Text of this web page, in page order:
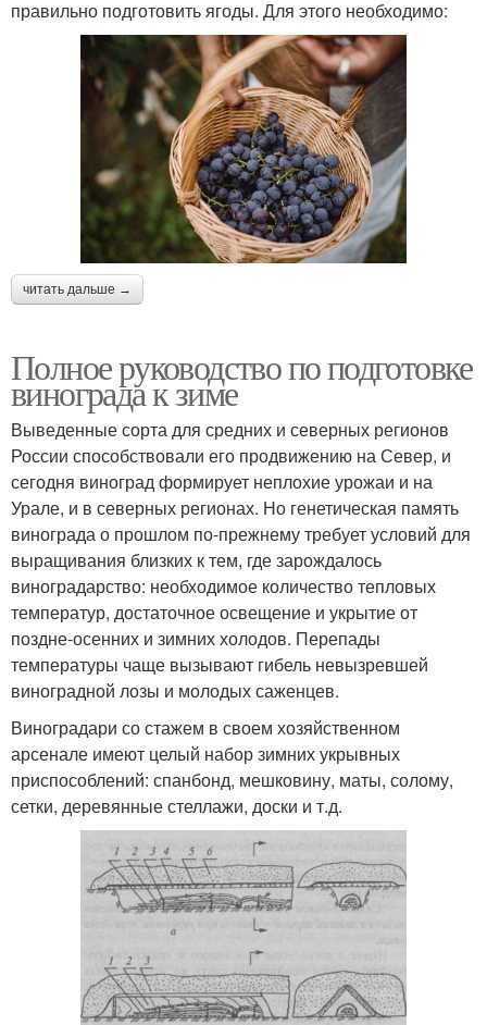
правильно подготовить ягоды. Для этого необходимо:
читать дальше →
Полное руководство по подготовке
винограда к зиме
Выведенные сорта для средних и северных регионов
России способствовали его продвижению на Север, и
сегодня виноград формирует неплохие урожаи и на
Урале, и в северных регионах. Но генетическая память
винограда о прошлом по-прежнему требует условий для
выращивания близких к тем, где зарождалось
виноградарство: необходимое количество тепловых
температур, достаточное освещение и укрытие от
поздне-осенних и зимних холодов. Перепады
температуры чаще вызывают гибель невызревшей
виноградной лозы и молодых саженцев.
Виноградари со стажем в своем хозяйственном
арсенале имеют целый набор зимних укрывных
приспособлений: спанбонд, мешковину, маты, солому,
сетки, деревянные стеллажи, доски и т.д.